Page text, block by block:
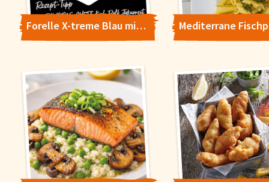
Forelle X-treme Blau mit Kartoffelstampf-Pfirsich-Melba